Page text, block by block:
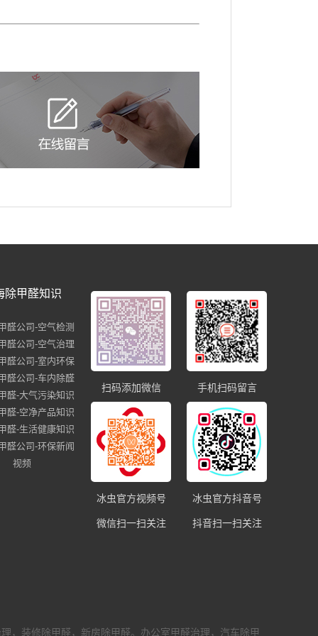
除甲醛知识
醛公司-空气检测
醛公司-空气治理
醛公司-室内环保
醛公司-车内除醛
醛-大气污染知识
醛-空净产品知识
醛-生活健康知识
醛公司-环保新闻
视频
手机扫码留言
扫码添加微信
冰虫官方抖音号
抖音扫一扫关注
冰虫官方视频号
微信扫一扫关注
，装修除甲醛，新房除甲醛。办公室甲醛治理，汽车除甲